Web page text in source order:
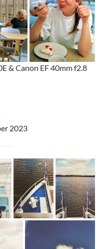
& Canon EF 40mm f2.8
2023